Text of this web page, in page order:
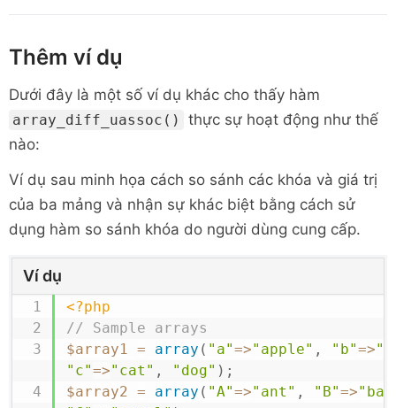
Thêm ví dụ
Dưới đây là một số ví dụ khác cho thấy hàm
array_diff_uassoc()
thực sự hoạt động như thế
nào:
Ví dụ sau minh họa cách so sánh các khóa và giá trị
của ba mảng và nhận sự khác biệt bằng cách sử
dụng hàm so sánh khóa do người dùng cung cấp.
Ví dụ
<?php
// Sample arrays
$array1 = array ( "a"=>"apple" , "b"=>
"c"=>"cat" , "dog" ) ;
$array2 = array ( "A"=>"ant" , "B"=>